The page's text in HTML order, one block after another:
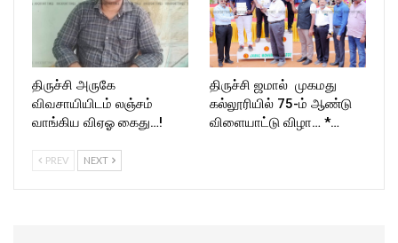
திருச்சி அருகே
விவசாயியிடம் லஞ்சம்
வாங்கிய விஏஓ கைது…!
திருச்சி ஜமால் முகமது
கல்லூரியில் 75-ம் ஆண்டு
விளையாட்டு விழா… *…
PREV NEXT